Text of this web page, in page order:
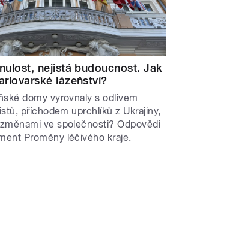
nejistá budoucnost. Jak
lázeňství?
domy vyrovnaly s odlivem
příchodem uprchlíků z Ukrajiny,
ve společnosti? Odpovědi
Proměny léčivého kraje.